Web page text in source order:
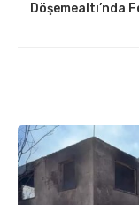
Döşemealtı’nda